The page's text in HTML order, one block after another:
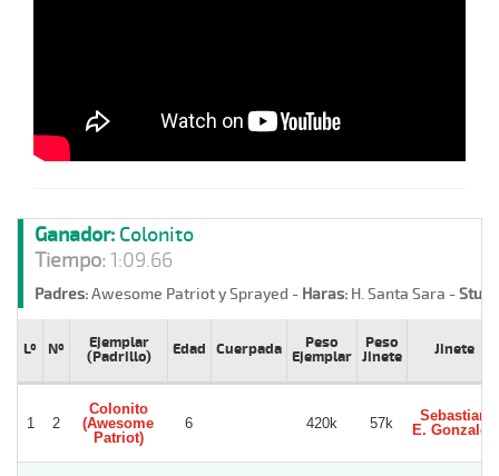
Ganador: Colonito
Tiempo:1:09.66
Padres:Awesome Patriot y Sprayed - Haras: H. Santa Sara -Stud:
Lº Nº
Ejemplar
(Padrillo)
Edad Cuerpada
Peso
Ejemplar
Peso
Jinete
Jinete
1 2
Colonito
(Awesome
Patriot)
6 420k 57k
Sebastian
E. Gonzalez